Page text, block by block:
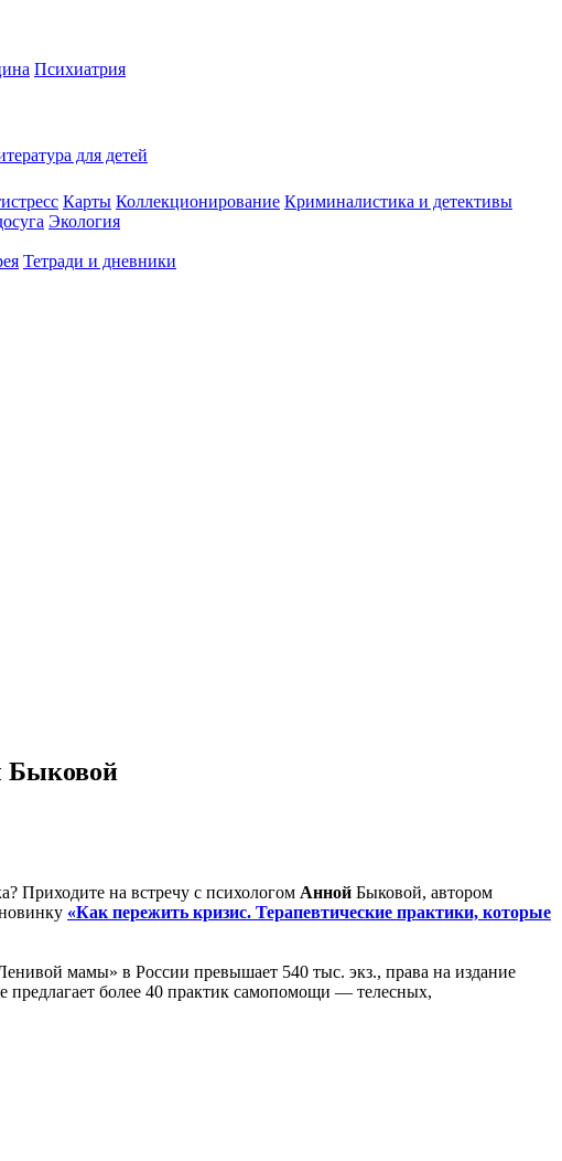
Психиатрия
для детей
Карты Коллекционирование Криминалистика и детективы
Экология
Тетради и дневники
Быковой
Приходите на встречу с психологом Анной Быковой, автором
«Как пережить кризис. Терапевтические практики, которые
мамы» в России превышает 540 тыс. экз., права на издание
предлагает более 40 практик самопомощи — телесных,